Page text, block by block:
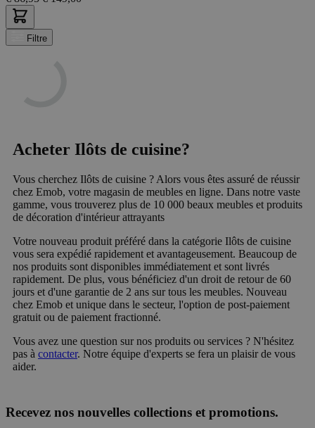
Filtre
Acheter Ilôts de cuisine?
Vous cherchez Ilôts de cuisine ? Alors vous êtes assuré de réussir
chez Emob, votre magasin de meubles en ligne. Dans notre vaste
gamme, vous trouverez plus de 10 000 beaux meubles et produits
de décoration d'intérieur attrayants
Votre nouveau produit préféré dans la catégorie Ilôts de cuisine
vous sera expédié rapidement et avantageusement. Beaucoup de
nos produits sont disponibles immédiatement et sont livrés
rapidement. De plus, vous bénéficiez d'un droit de retour de 60
jours et d'une garantie de 2 ans sur tous les meubles. Nouveau
chez Emob et unique dans le secteur, l'option de post-paiement
gratuit ou de paiement fractionné.
Vous avez une question sur nos produits ou services ? N'hésitez
pas à contacter. Notre équipe d'experts se fera un plaisir de vous
aider.
Recevez nos nouvelles collections et promotions.